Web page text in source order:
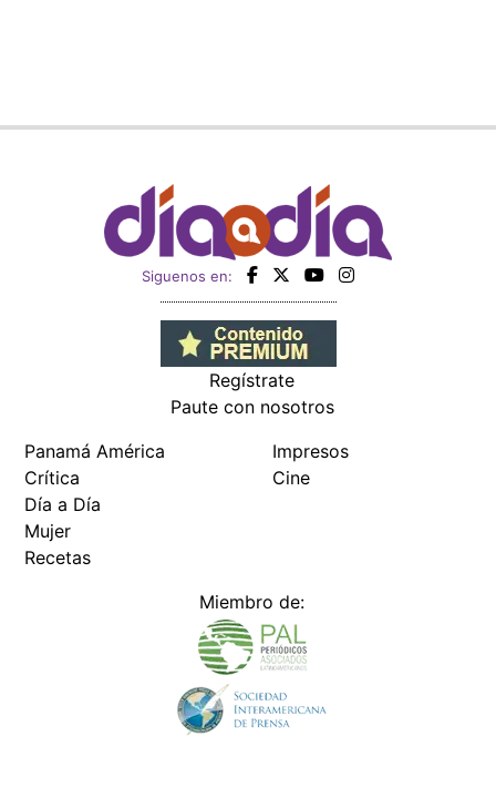
Siguenos en:
Regístrate
Paute con nosotros
Panamá América
Crítica
Día a Día
Mujer
Recetas
Impresos
Cine
Miembro de: